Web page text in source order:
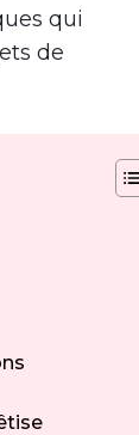
qui
de